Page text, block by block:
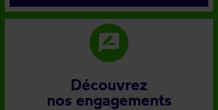
rate_review
Découvrez
nos engagements